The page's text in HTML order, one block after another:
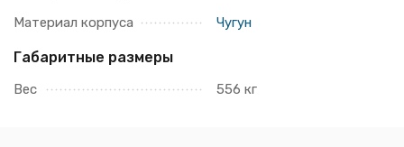
Материал корпуса Чугун
Габаритные размеры
Вес 556 кг